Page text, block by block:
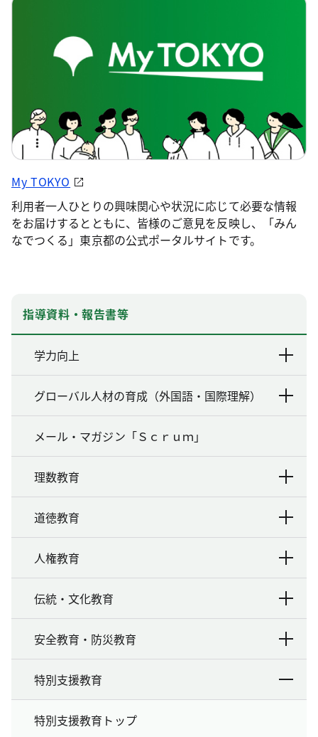
My TOKYO
利用者一人ひとりの興味関心や状況に応じて必要な情報
をお届けするとともに、皆様のご意見を反映し、「みん
なでつくる」東京都の公式ポータルサイトです。
指導資料・報告書等
学力向上
グローバル人材の育成（外国語・国際理解）
メール・マガジン「Ｓｃｒｕｍ」
理数教育
道徳教育
人権教育
伝統・文化教育
安全教育・防災教育
特別支援教育
特別支援教育トップ